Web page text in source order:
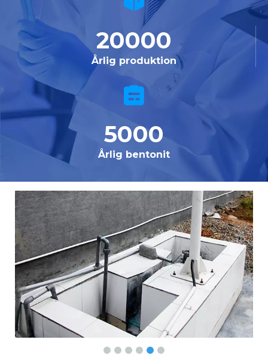
20000
Årlig produktion
5000
Årlig bentonit